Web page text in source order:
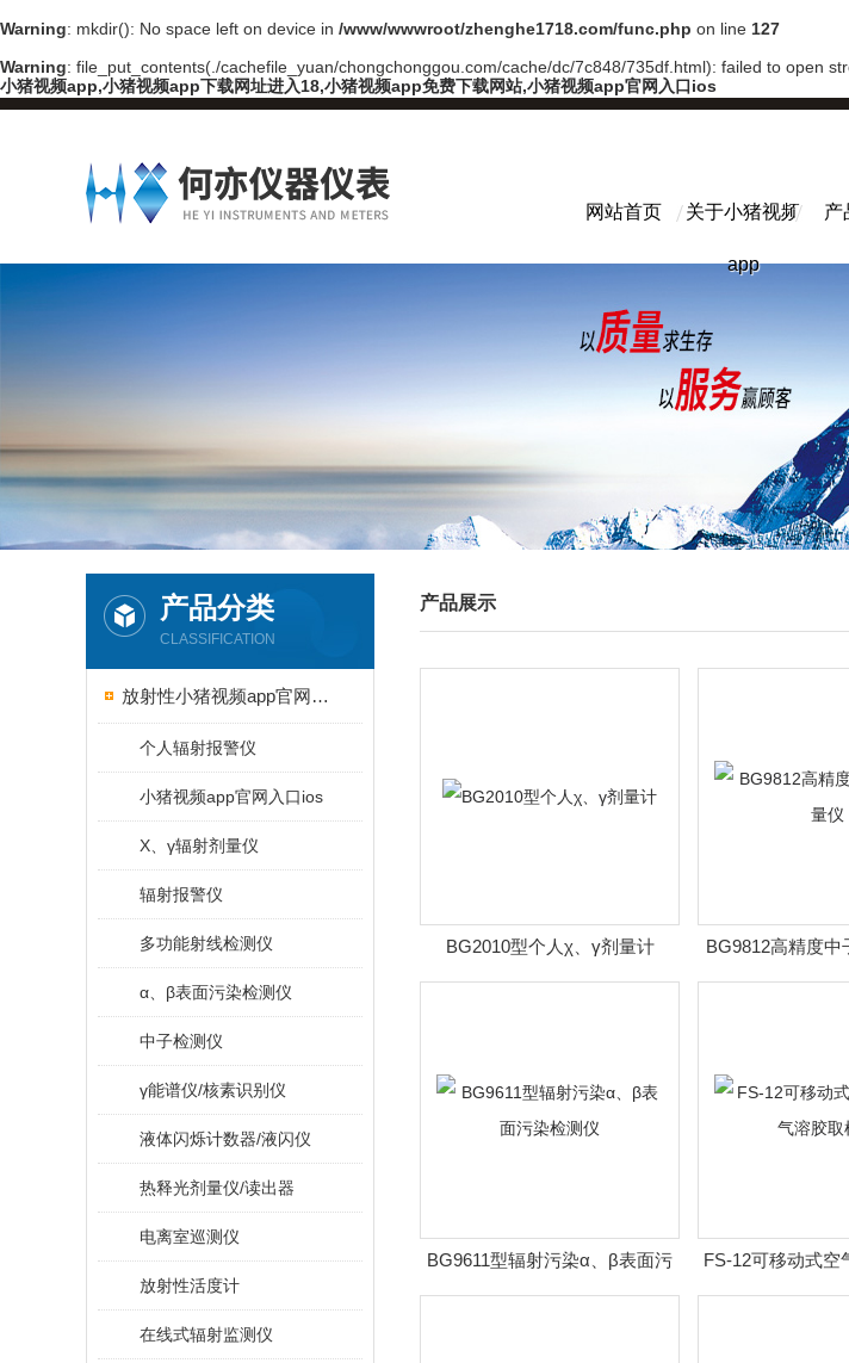
Warning: mkdir(): No space left on device in /www/wwwroot/zhenghe1718.com/func.php on line 127
Warning: file_put_contents(./cachefile_yuan/chongchonggou.com/cache/dc/7c848/735df.html): failed to open
小猪视频app,小猪视频app下载网址进入18,小猪视频app免费下载网站,小猪视频app官网入口ios
网站首页 关于小猪视频
app
产
产品分类
CLASSIFICATION
放射性小猪视频app官网入口ios
个人辐射报警仪
小猪视频app官网入口ios
X、γ辐射剂量仪
辐射报警仪
多功能射线检测仪
α、β表面污染检测仪
中子检测仪
γ能谱仪/核素识别仪
液体闪烁计数器/液闪仪
热释光剂量仪/读出器
电离室巡测仪
放射性活度计
在线式辐射监测仪
产品展示
BG2010型个人χ、γ剂量计 BG9812高精度中
BG9611型辐射污染α、β表面污
染检测仪
FS-12可移动式空
胶取样